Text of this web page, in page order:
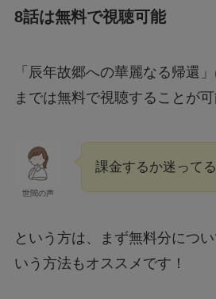
8話は無料で視聴可能
「辰年故郷への華麗なる帰還
までは無料で視聴することが可
世間の声
課金するか迷ってる
という方は、まず無料分につ
いう方法もオススメです！